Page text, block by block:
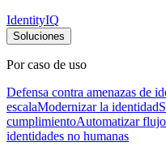
IdentityIQ
Soluciones
Por caso de uso
Defensa contra amenazas de
escalaModernizar la identidad
cumplimientoAutomatizar
identidades no humanas